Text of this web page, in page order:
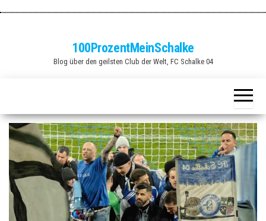
100ProzentMeinSchalke
Blog über den geilsten Club der Welt, FC Schalke 04